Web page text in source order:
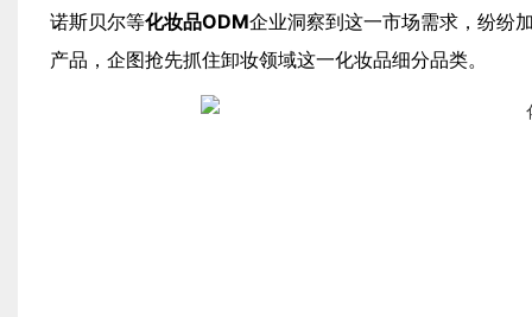
诺斯贝尔等化妆品ODM企业洞察到这一市场需求，纷纷
产品，企图抢先抓住卸妆领域这一化妆品细分品类。